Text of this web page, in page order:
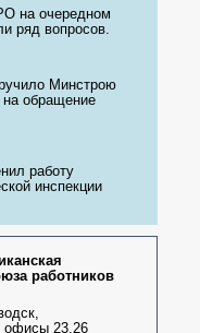
на очередном
ряд вопросов.
Минстрою
на обращение
работу
инспекции
работников
офисы 23,26